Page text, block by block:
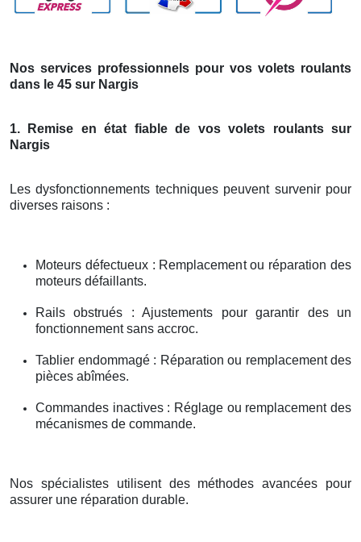
Nos services professionnels pour vos volets roulants
dans le 45 sur Nargis
1. Remise en état fiable de vos volets roulants sur
Nargis
Les dysfonctionnements techniques peuvent survenir pour
diverses raisons :
Moteurs défectueux : Remplacement ou réparation des
moteurs défaillants.
Rails obstrués : Ajustements pour garantir des un
fonctionnement sans accroc.
Tablier endommagé : Réparation ou remplacement des
pièces abîmées.
Commandes inactives : Réglage ou remplacement des
mécanismes de commande.
Nos spécialistes utilisent des méthodes avancées pour
assurer une réparation durable.